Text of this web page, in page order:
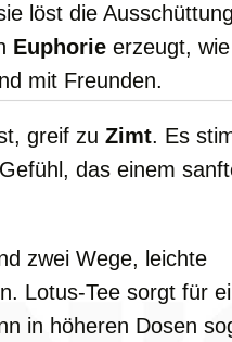
löst die
Euphorie erzeugt,
mit Freunden.
greif zu Zimt. Es
das einem
zwei Wege, leichte
Lotus-Tee sorgt für
in höheren Dosen